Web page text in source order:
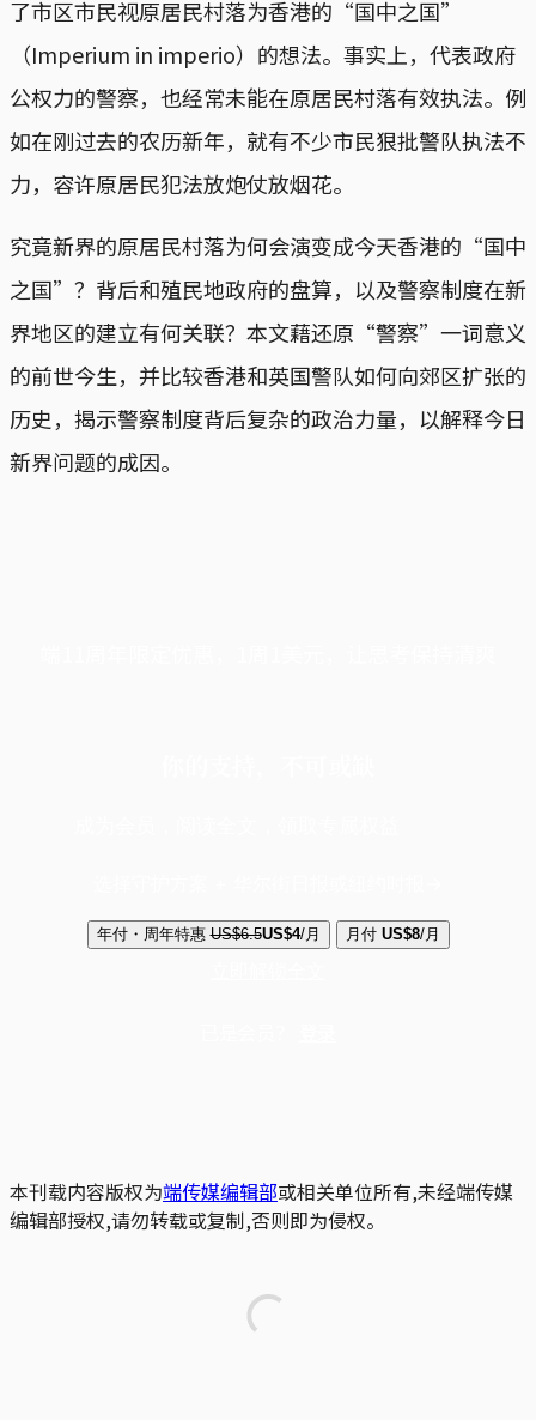
了市区市民视原居民村落为香港的“国中之国”
（Imperium in imperio）的想法。事实上，代表政府
公权力的警察，也经常未能在原居民村落有效执法。例
如在刚过去的农历新年，就有不少市民狠批警队执法不
力，容许原居民犯法放炮仗放烟花。
究竟新界的原居民村落为何会演变成今天香港的“国中
之国”？背后和殖民地政府的盘算，以及警察制度在新
界地区的建立有何关联？本文藉还原“警察”一词意义
的前世今生，并比较香港和英国警队如何向郊区扩张的
历史，揭示警察制度背后复杂的政治力量，以解释今日
新界问题的成因。
年付・周年特惠 US$6.5US$4/月 月付 US$8/月
本刊载内容版权为端传媒编辑部或相关单位所有,未经端传媒
编辑部授权,请勿转载或复制,否则即为侵权。